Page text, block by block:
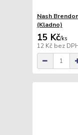
Nash
(Kladno)
15 Kč/ks
12 Kč bez